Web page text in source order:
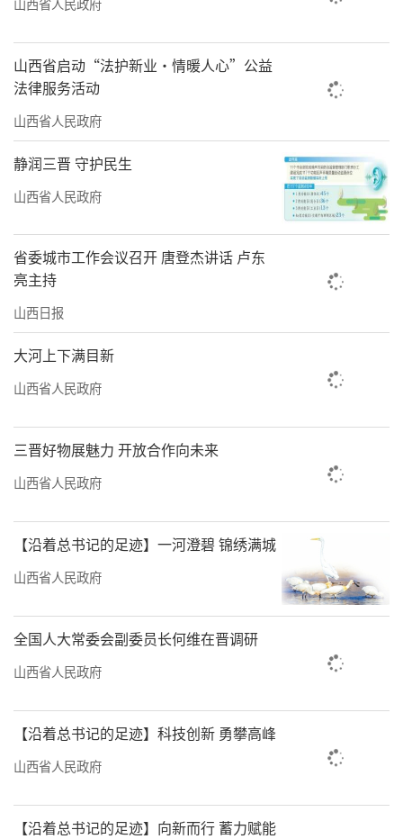
山西省启动“法护新业·情暖人心”公益
法律服务活动
山西省人民政府
静润三晋 守护民生
山西省人民政府
省委城市工作会议召开 唐登杰讲话 卢东
亮主持
山西日报
大河上下满目新
山西省人民政府
三晋好物展魅力 开放合作向未来
山西省人民政府
【沿着总书记的足迹】一河澄碧 锦绣满城
山西省人民政府
全国人大常委会副委员长何维在晋调研
山西省人民政府
【沿着总书记的足迹】科技创新 勇攀高峰
山西省人民政府
【沿着总书记的足迹】向新而行 蓄力赋能